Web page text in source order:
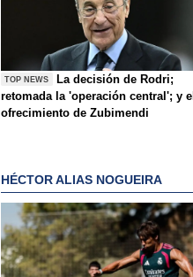
TOP NEWS
La decisión de Rodri;
retomada la 'operación central'; y el
ofrecimiento de Zubimendi
HÉCTOR ALIAS NOGUEIRA